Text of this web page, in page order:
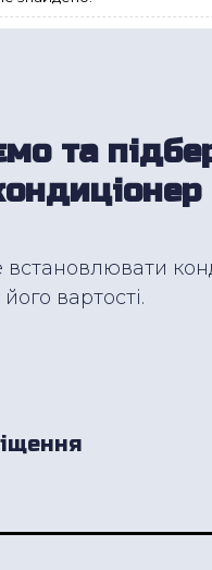
та
вартості.